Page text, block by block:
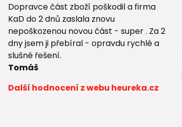
Dopravce část zboží poškodil a firma
KaD do 2 dnů zaslala znovu
nepoškozenou novou část - super . Za 2
dny jsem ji přebíral - opravdu rychlé a
slušné řešení.
Tomáš
Další hodnocení z webu heureka.cz